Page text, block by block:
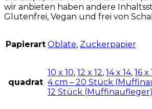
wir anbieten haben andere
Glutenfrei, Vegan und frei von
Papierart Oblate, Zuckerpapier
quadrat
10 x 10, 12 x 12, 14 x 14, 16 x
4 cm – 20 Stück
12 Stück (Muffinaufleger)